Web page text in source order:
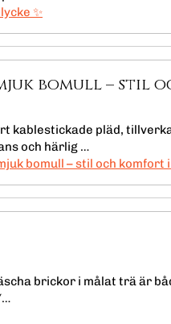
✨
bomull – stil
kablestickade pläd,
och härlig …
bomull – stil och komfort
brickor i målat trä är
…